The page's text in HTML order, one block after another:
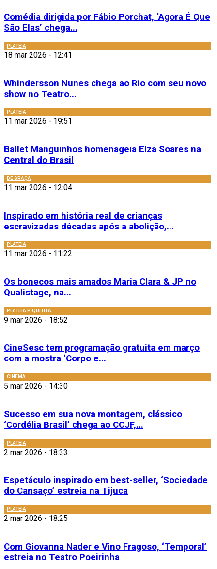
Comédia dirigida por Fábio Porchat, ‘Agora É Que
São Elas’ chega...
PLATEIA
18 mar 2026 - 12:41
Whindersson Nunes chega ao Rio com seu novo
show no Teatro...
PLATEIA
11 mar 2026 - 19:51
Ballet Manguinhos homenageia Elza Soares na
Central do Brasil
DE GRAÇA
11 mar 2026 - 12:04
Inspirado em história real de crianças
escravizadas décadas após a abolição,...
PLATEIA
11 mar 2026 - 11:22
Os bonecos mais amados Maria Clara & JP no
Qualistage, na...
PLATEIA PIQUITITA
9 mar 2026 - 18:52
CineSesc tem programação gratuita em março
com a mostra ‘Corpo e...
CINEMA
5 mar 2026 - 14:30
Sucesso em sua nova montagem, clássico
‘Cordélia Brasil’ chega ao CCJF,...
PLATEIA
2 mar 2026 - 18:33
Espetáculo inspirado em best-seller, ‘Sociedade
do Cansaço’ estreia na Tijuca
PLATEIA
2 mar 2026 - 18:25
Com Giovanna Nader e Vino Fragoso, ‘Temporal’
estreia no Teatro Poeirinha